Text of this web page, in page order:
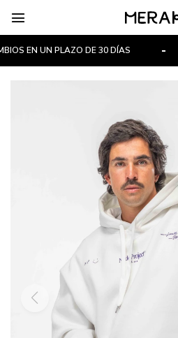

EN UN PLAZO DE 30 DÍAS